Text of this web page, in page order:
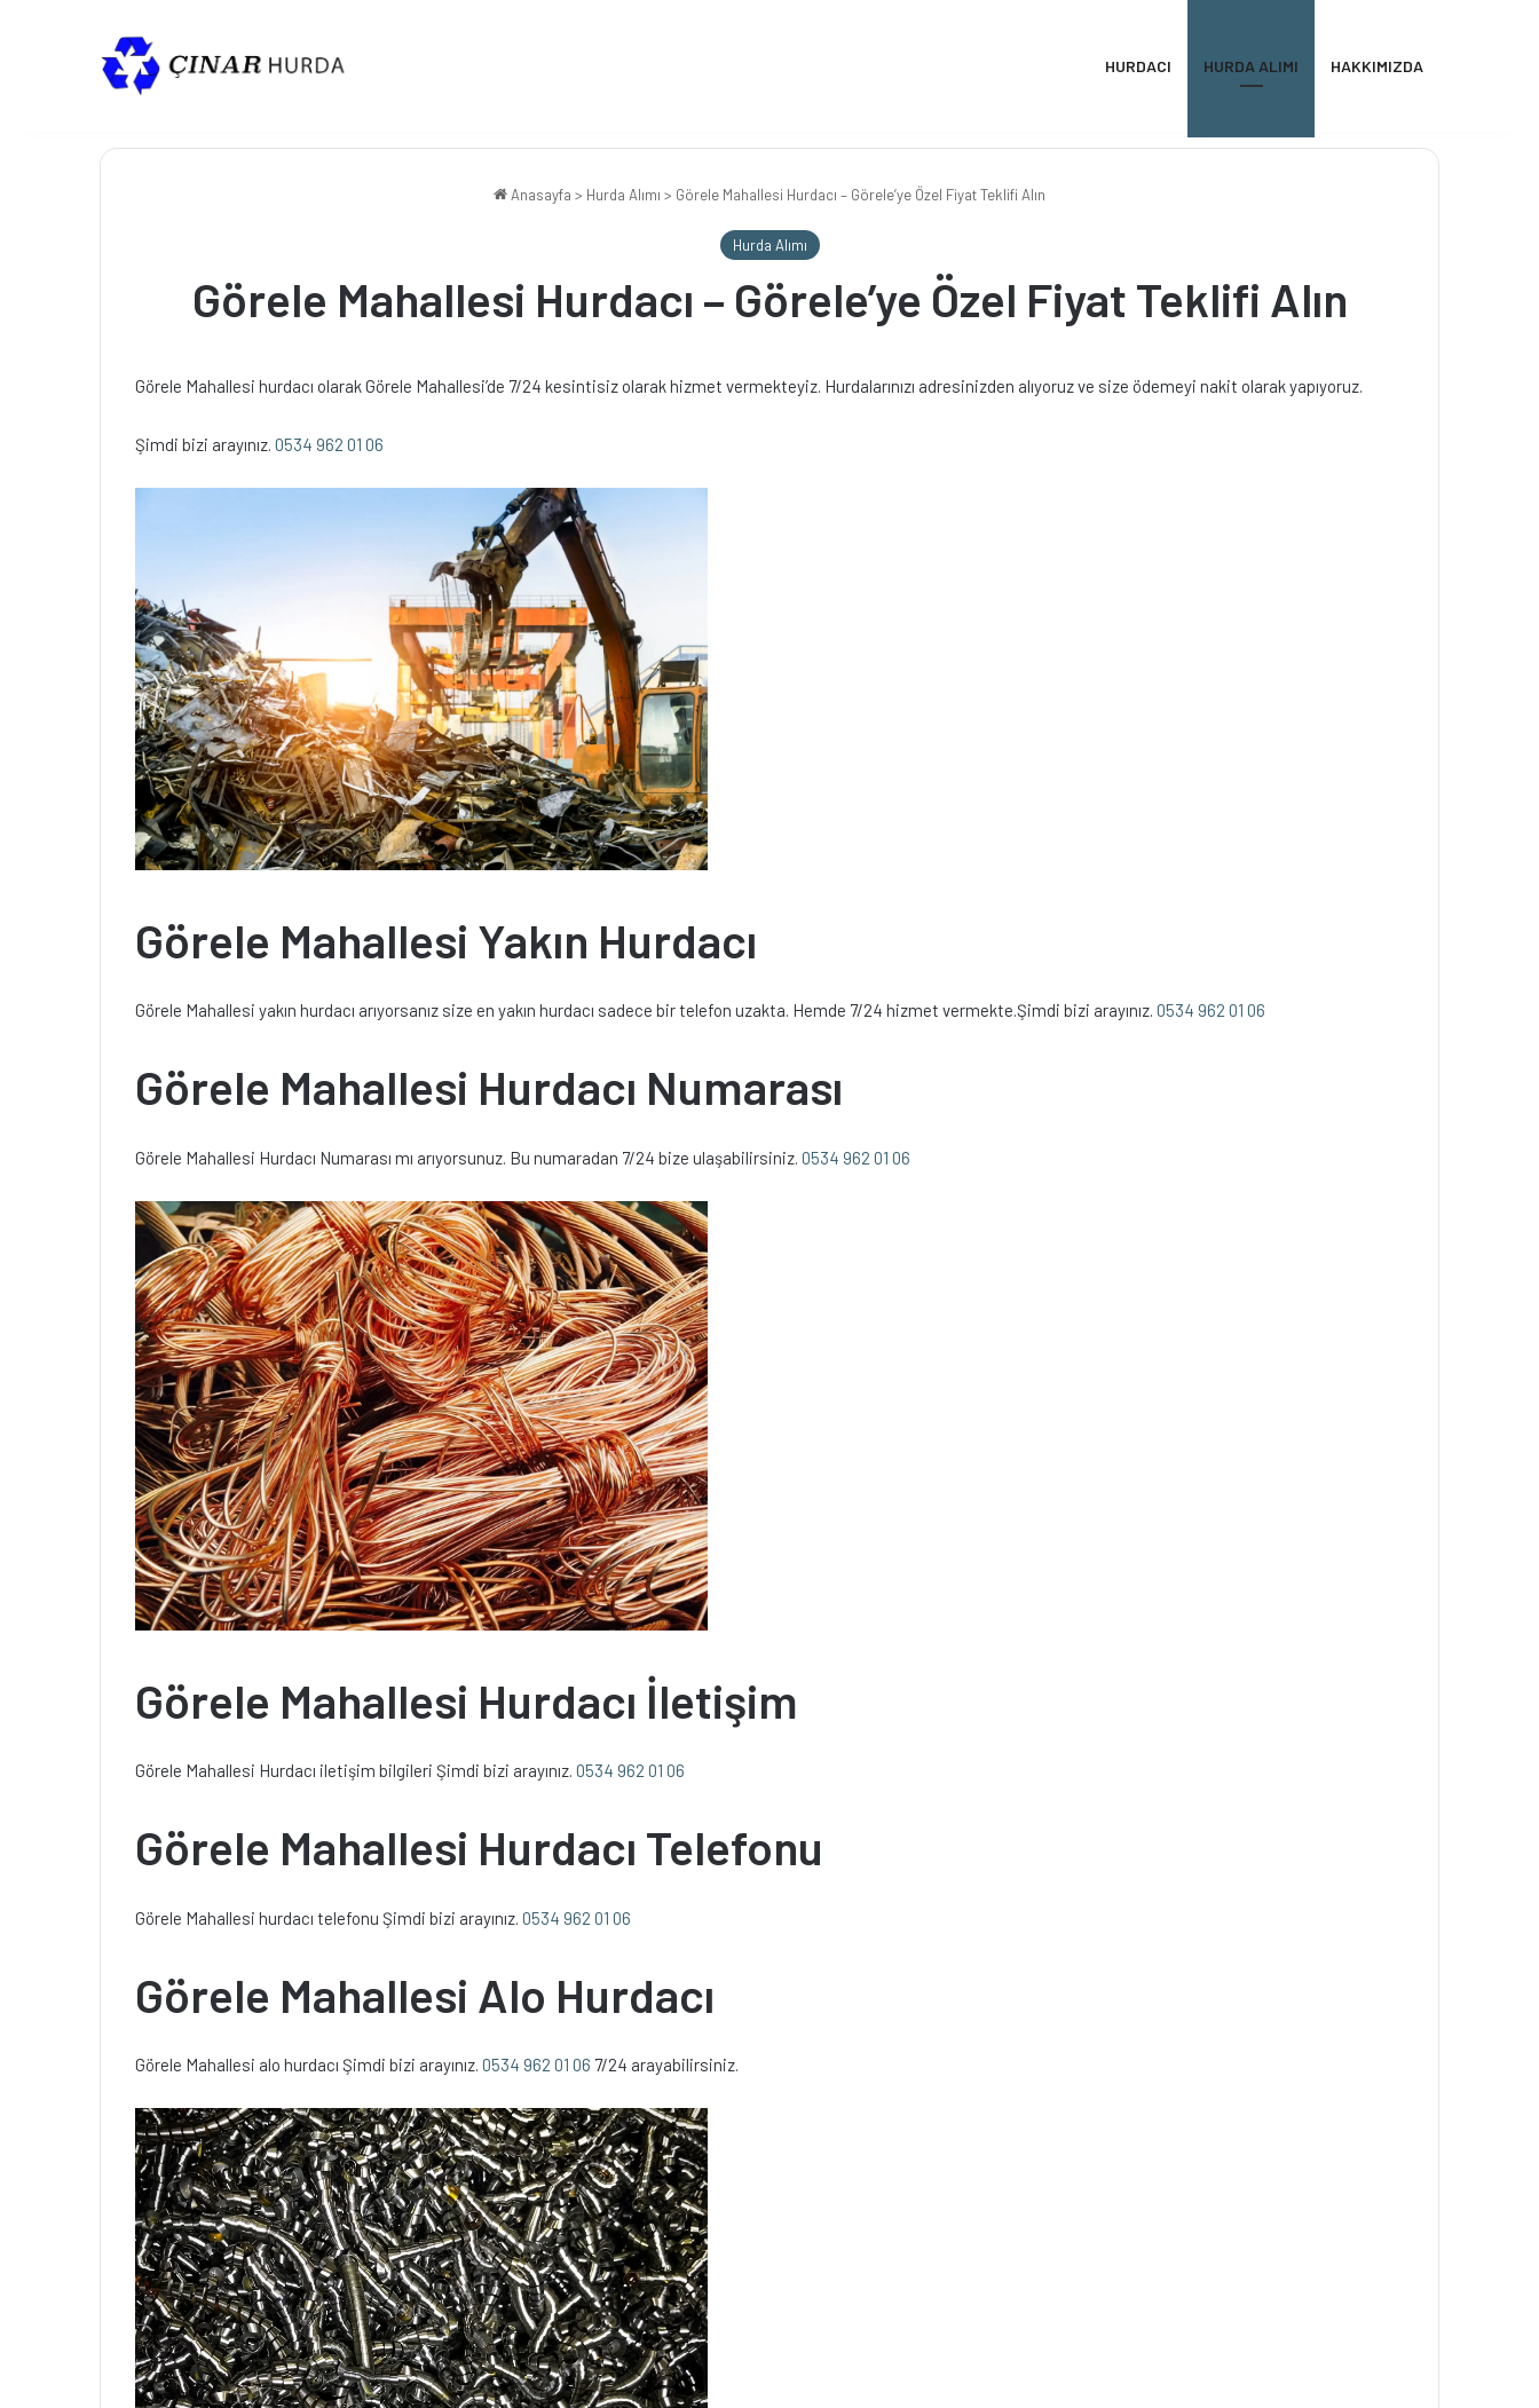
HURDACI HURDA ALIMI HAKKIMIZDA
Anasayfa > Hurda Alımı > Görele Mahallesi Hurdacı – Görele’ye Özel Fiyat Teklifi Alın
Hurda Alımı
Görele Mahallesi Hurdacı – Görele’ye Özel Fiyat Teklifi Alın
Görele Mahallesi hurdacı olarak Görele Mahallesi’de 7/24 kesintisiz olarak hizmet vermekteyiz. Hurdalarınızı adresinizden alıyoruz ve size ödemeyi nakit olarak yapıyoruz.
Şimdi bizi arayınız. 0534 962 01 06
Görele Mahallesi Yakın Hurdacı
Görele Mahallesi yakın hurdacı arıyorsanız size en yakın hurdacı sadece bir telefon uzakta. Hemde 7/24 hizmet vermekte.Şimdi bizi arayınız. 0534 962 01 06
Görele Mahallesi Hurdacı Numarası
Görele Mahallesi Hurdacı Numarası mı arıyorsunuz. Bu numaradan 7/24 bize ulaşabilirsiniz. 0534 962 01 06
Görele Mahallesi Hurdacı İletişim
Görele Mahallesi Hurdacı iletişim bilgileri Şimdi bizi arayınız. 0534 962 01 06
Görele Mahallesi Hurdacı Telefonu
Görele Mahallesi hurdacı telefonu Şimdi bizi arayınız. 0534 962 01 06
Görele Mahallesi Alo Hurdacı
Görele Mahallesi alo hurdacı Şimdi bizi arayınız. 0534 962 01 06 7/24 arayabilirsiniz.